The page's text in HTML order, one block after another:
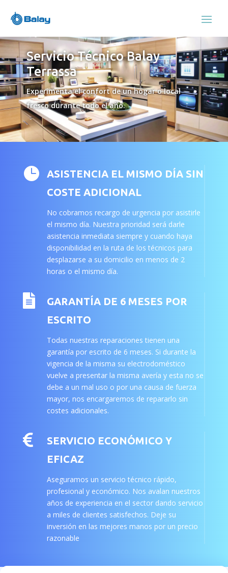
Servicio Técnico Balay
Terrassa
Experimenta el confort de un hogar o local
fresco durante todo el año.

ASISTENCIA EL MISMO DÍA SIN
COSTE ADICIONAL
No cobramos recargo de urgencia por asistirle
el mismo día. Nuestra prioridad será darle
asistencia inmediata siempre y cuando haya
disponibilidad en la ruta de los técnicos para
desplazarse a su domicilio en menos de 2
horas o el mismo día.

GARANTÍA DE 6 MESES POR
ESCRITO
Todas nuestras reparaciones tienen una
garantía por escrito de 6 meses. Si durante la
vigencia de la misma su electrodoméstico
vuelve a presentar la misma avería y esta no se
debe a un mal uso o por una causa de fuerza
mayor, nos encargaremos de repararlo sin
costes adicionales.

SERVICIO ECONÓMICO Y
EFICAZ
Aseguramos un servicio técnico rápido,
profesional y económico. Nos avalan nuestros
años de experiencia en el sector dando servicio
a miles de clientes satisfechos. Deje su
inversión en las mejores manos por un precio
razonable